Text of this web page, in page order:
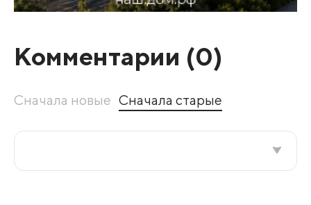
Комментарии (0)
Сначала новые Сначала старые